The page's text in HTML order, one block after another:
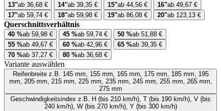
13"ab 36,68 € 14"ab 39,35 € 15"ab 44,56 € 16"ab 49,67 €
17"ab 59,74 € 18"ab 59,98 € 19"ab 86,08 € 20"ab 123,13 €
Querschnittsverhältnis
40 %ab 59,98 € 45 %ab 59,74 € 50 %ab 51,88 €
55 %ab 49,67 € 60 %ab 42,96 € 65 %ab 39,35 €
70 %ab 37,27 € 80 %ab 36,68 €
Variante auswählen
Reifenbreitez.B. 145 mm, 155 mm, 165 mm, 175 mm, 185 mm, 195
mm, 205 mm, 215 mm, 225 mm, 235 mm, 245 mm, 255 mm, 265 mm,
275 mm
Geschwindigkeitsindex
240 km/h), W (bis 270 km/h), Y (bis 300 km/h)